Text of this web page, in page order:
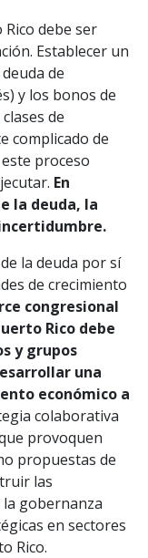
Rico debe ser
Establecer un
de
y los bonos de
de
complicado de
proceso
En
la deuda, la
la deuda por sí
de crecimiento
congresional
Rico debe
y grupos
una
económico a
colaborativa
provoquen
propuestas de
las
gobernanza
en sectores
Rico.